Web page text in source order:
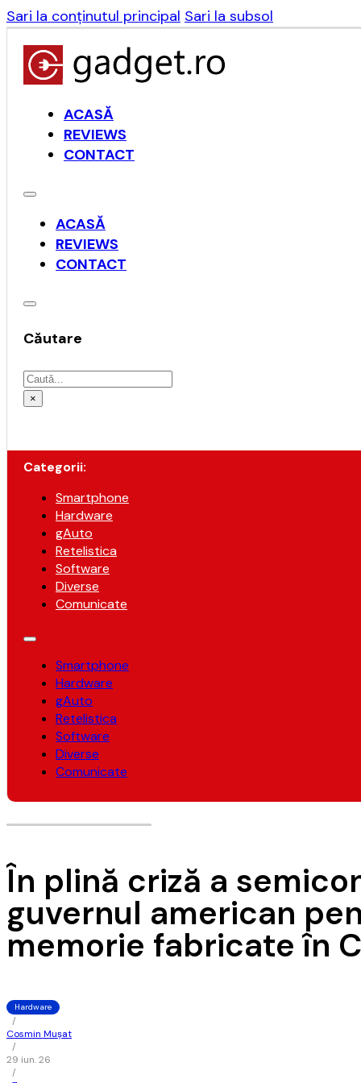
Sari la conținutul principal Sari la subsol
ACASĂ
REVIEWS
CONTACT
ACASĂ
REVIEWS
CONTACT
Căutare
Caută
×
Categorii:
Smartphone
Hardware
gAuto
Retelistica
Software
Diverse
Comunicate
Smartphone
Hardware
gAuto
Retelistica
Software
Diverse
Comunicate
În plină criză a
guvernul american
memorie fabricate în
Hardware
/
Cosmin Mușat
/
29 iun. 26
/